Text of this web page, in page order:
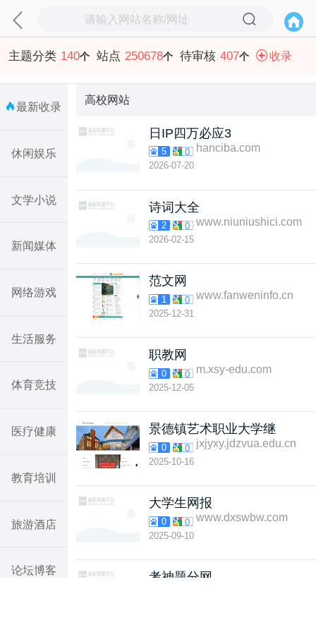
主题分类 140个 站点 250678个 待审核 407个 收录
最新收录
休闲娱乐
文学小说
新闻媒体
网络游戏
生活服务
体育竞技
医疗健康
教育培训
旅游酒店
论坛博客
高校网站
日IP四万必应3
5 0 hanciba.com
2026-07-20
诗词大全
2 0 www.niuniushici.com
2026-02-15
范文网
1 0 www.fanweninfo.cn
2025-12-31
职教网
0 0 m.xsy-edu.com
2025-12-05
景德镇艺术职业大学继
0 0 jxjyxy.jdzvua.edu.cn
2025-10-16
大学生网报
0 0 www.dxswbw.com
2025-09-10
考神题分网